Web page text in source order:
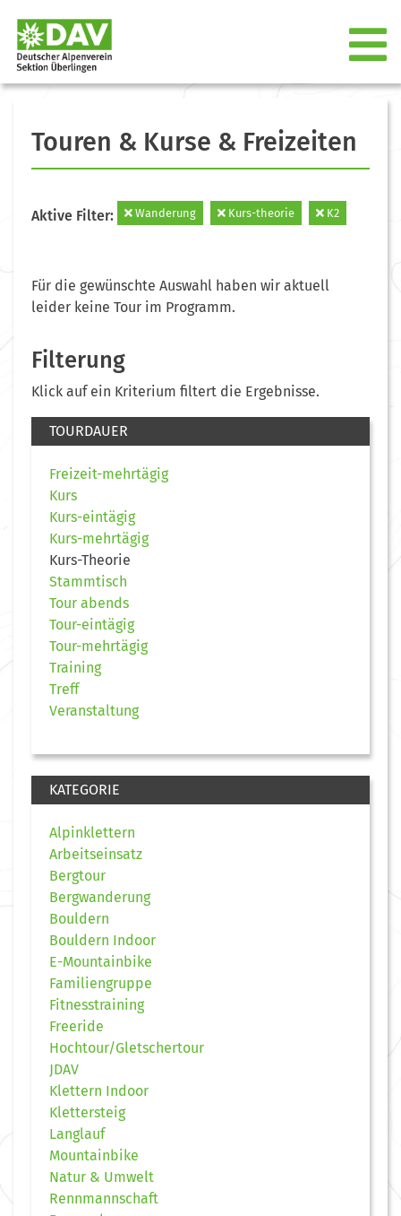
Touren & Kurse & Freizeiten
Aktive Filter: Wanderung Kurs-theorie K2
Für die gewünschte Auswahl haben wir aktuell
leider keine Tour im Programm.
Filterung
Klick auf ein Kriterium filtert die Ergebnisse.
TOURDAUER
Freizeit-mehrtägig
Kurs
Kurs-eintägig
Kurs-mehrtägig
Kurs-Theorie
Stammtisch
Tour abends
Tour-eintägig
Tour-mehrtägig
Training
Treff
Veranstaltung
KATEGORIE
Alpinklettern
Arbeitseinsatz
Bergtour
Bergwanderung
Bouldern
Bouldern Indoor
E-Mountainbike
Familiengruppe
Fitnesstraining
Freeride
Hochtour/Gletschertour
JDAV
Klettern Indoor
Klettersteig
Langlauf
Mountainbike
Natur & Umwelt
Rennmannschaft